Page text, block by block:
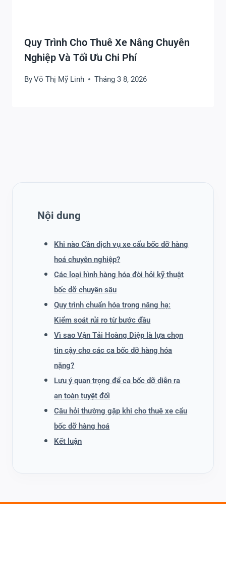
Quy Trình Cho Thuê Xe Nâng Chuyên
Nghiệp Và Tối Ưu Chi Phí
ByVõ Thị Mỹ Linh Tháng 3 8, 2026
Nội dung
Khi nào Cần dịch vụ xe cẩu bốc dỡ hàng
hoá chuyên nghiệp?
Các loại hình hàng hóa đòi hỏi kỹ thuật
bốc dỡ chuyên sâu
Quy trình chuẩn hóa trong nâng hạ:
Kiểm soát rủi ro từ bước đầu
Vì sao Vận Tải Hoàng Diệp là lựa chọn
tin cậy cho các ca bốc dỡ hàng hóa
nặng?
Lưu ý quan trọng để ca bốc dỡ diễn ra
an toàn tuyệt đối
Câu hỏi thường gặp khi cho thuê xe cẩu
bốc dỡ hàng hoá
Kết luận